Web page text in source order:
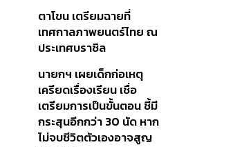
ตาโขน เตรียมฉายที่
เทศกาลภาพยนตร์ไทย ณ
ประเทศบราซิล
นายกฯ เผยเด็กก่อเหตุ
เครียดเรื่องเรียน เชื่อ
เตรียมการเป็นขั้นตอน ชี้มี
กระสุนอีกกว่า 30 นัด หาก
ไม่จบชีวิตตัวเองอาจสูญ